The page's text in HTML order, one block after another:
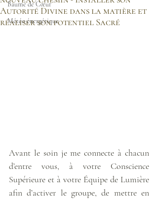
Baume de Cœur
Météo énergétique
Autorité Divine dans la matière et
réaliser son potentiel Sacré
Avant le soin je me connecte à chacun
d’entre vous, à votre Conscience
Supérieure et à votre Équipe de Lumière
afin d’activer le groupe, de mettre en